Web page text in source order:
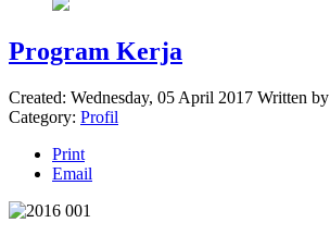
Program Kerja
Created: Wednesday, 05 April 2017 Written by
Category: Profil
Print
Email